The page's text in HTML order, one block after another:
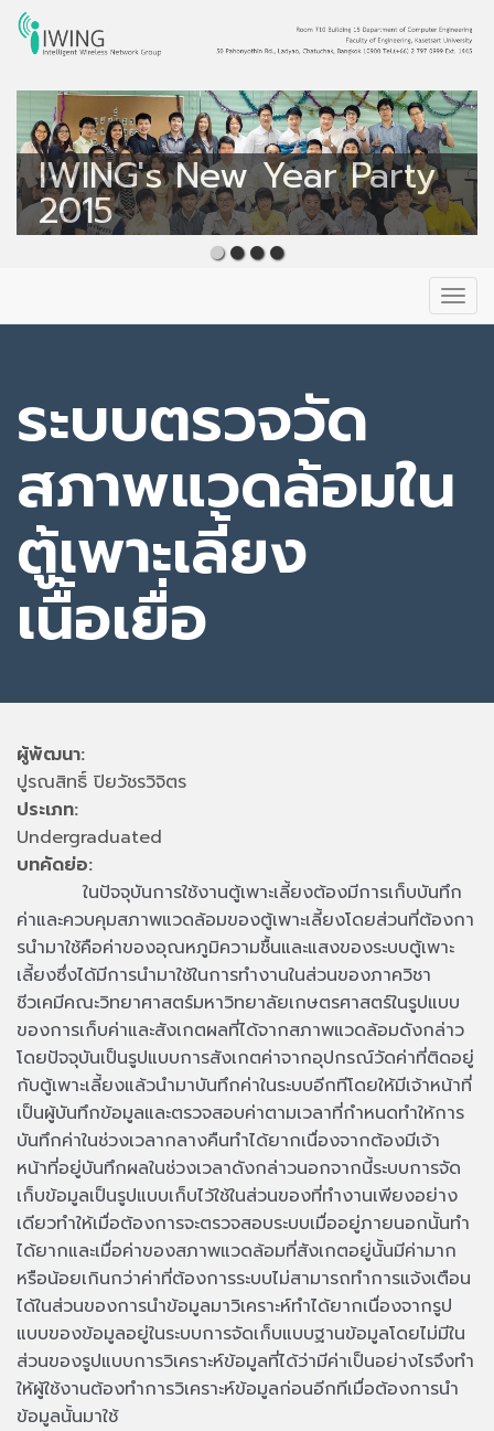
IWING
Intelligent Wireless
Network Group
IWING's New Year Party
2015
ระบบตรวจวัด
สภาพแวดล้อมใน
ตู้เพาะเลี้ยง
เนื้อเยื่อ
ผู้พัฒนา:
ปูรณสิทธิ์ ปิยวัชรวิจิตร
ประเภท:
Undergraduated
บทคัดย่อ:
ในปัจจุบันการใช้งานตู้เพาะเลี้ยงต้องมีการเก็บบันทึก
ค่าและควบคุมสภาพแวดล้อมของตู้เพาะเลี้ยงโดยส่วนที่ต้องกา
รนํามาใช้คือค่าของอุณหภูมิความชื้นและแสงของระบบตู้เพาะ
เลี้ยงซึ่งได้มีการนํามาใช้ในการทํางานในส่วนของภาควิชา
ชีวเคมีคณะวิทยาศาสตร์มหาวิทยาลัยเกษตรศาสตร์ในรูปแบบ
ของการเก็บค่าและสังเกตผลที่ได้จากสภาพแวดล้อมดังกล่าว
โดยปัจจุบันเป็นรูปแบบการสังเกตค่าจากอุปกรณ์วัดค่าที่ติดอยู่
กับตู้เพาะเลี้ยงแล้วนํามาบันทึกค่าในระบบอีกทีโดยให้มีเจ้าหน้าที่
เป็นผู้บันทึกข้อมูลและตรวจสอบค่าตามเวลาที่กําหนดทําให้การ
บันทึกค่าในช่วงเวลากลางคืนทําได้ยากเนื่องจากต้องมีเจ้า
หน้าที่อยู่บันทึกผลในช่วงเวลาดังกล่าวนอกจากนี้ระบบการจัด
เก็บข้อมูลเป็นรูปแบบเก็บไว้ใช้ในส่วนของที่ทํางานเพียงอย่าง
เดียวทําให้เมื่อต้องการจะตรวจสอบระบบเมื่ออยู่ภายนอกนั้นทํา
ได้ยากและเมื่อค่าของสภาพแวดล้อมที่สังเกตอยู่นั้นมีค่ามาก
หรือน้อยเกินกว่าค่าที่ต้องการระบบไม่สามารถทําการแจ้งเตือน
ได้ในส่วนของการนําข้อมูลมาวิเคราะห์ทําได้ยากเนื่องจากรูป
แบบของข้อมูลอยู่ในระบบการจัดเก็บแบบฐานข้อมูลโดยไม่มีใน
ส่วนของรูปแบบการวิเคราะห์ข้อมูลที่ได้ว่ามีค่าเป็นอย่างไรจึงทํา
ให้ผู้ใช้งานต้องทําการวิเคราะห์ข้อมูลก่อนอีกทีเมื่อต้องการนํา
ข้อมูลนั้นมาใช้